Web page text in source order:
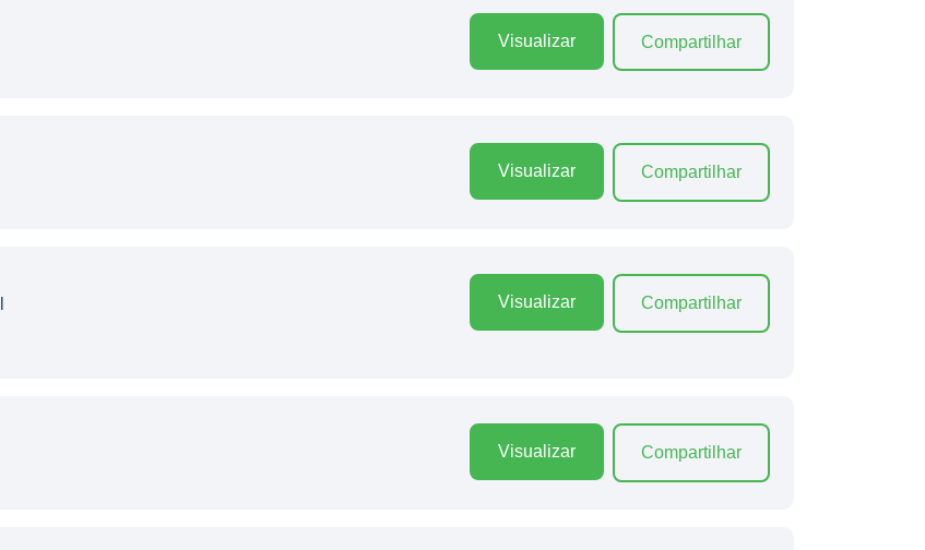
Visualizar Compartilhar
Visualizar Compartilhar
Visualizar Compartilhar
Visualizar Compartilhar